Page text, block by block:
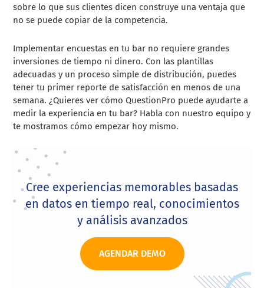
sobre lo que sus clientes dicen construye una ventaja que
no se puede copiar de la competencia.
Implementar encuestas en tu bar no requiere grandes
inversiones de tiempo ni dinero. Con las plantillas
adecuadas y un proceso simple de distribución, puedes
tener tu primer reporte de satisfacción en menos de una
semana. ¿Quieres ver cómo QuestionPro puede ayudarte a
medir la experiencia en tu bar? Habla con nuestro equipo y
te mostramos cómo empezar hoy mismo.
Cree experiencias memorables basadas
en datos en tiempo real, conocimientos
y análisis avanzados
AGENDAR DEMO